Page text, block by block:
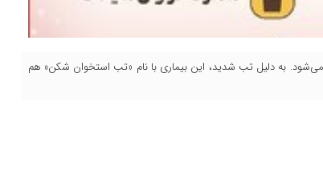
به دلیل تب شدید، این بیماری با نام «تب استخوان شکن» هم